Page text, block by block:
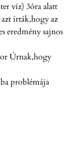
víz) 3óra alatt
írták,hogy az
eredmény sajnos
Úrnak,hogy
problémája